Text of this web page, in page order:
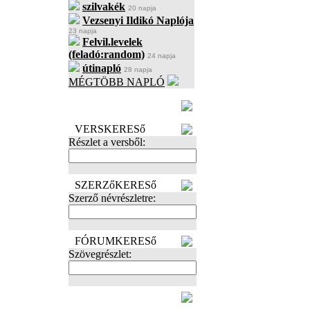
szilvakék 20 napja
Vezsenyi Ildikó Naplója
23 napja
Felvil.levelek
(feladó:random) 24 napja
útinapló 28 napja
MÉGTÖBB NAPLÓ
VERSKERESő
Részlet a versből:
SZERZőKERESő
Szerző névrészletre:
FÓRUMKERESő
Szövegrészlet: